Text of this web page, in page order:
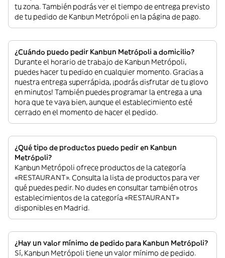
tu zona. También podrás ver el tiempo de entrega previsto
de tu pedido de Kanbun Metrópoli en la página de pago.
¿Cuándo puedo pedir Kanbun Metrópoli a domicilio?
Durante el horario de trabajo de Kanbun Metrópoli,
puedes hacer tu pedido en cualquier momento. Gracias a
nuestra entrega superrápida, ¡podrás disfrutar de tu glovo
en minutos! También puedes programar la entrega a una
hora que te vaya bien, aunque el establecimiento esté
cerrado en el momento de hacer el pedido.
¿Qué tipo de productos puedo pedir en Kanbun
Metrópoli?
Kanbun Metrópoli ofrece productos de la categoría
«RESTAURANT». Consulta la lista de productos para ver
qué puedes pedir. No dudes en consultar también otros
establecimientos de la categoría «RESTAURANT»
disponibles en Madrid.
¿Hay un valor mínimo de pedido para Kanbun Metrópoli?
Sí, Kanbun Metrópoli tiene un valor mínimo de pedido.